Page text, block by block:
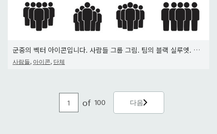
군중의 벡터 아이콘입니다. 사람들 그룹 그림. 팀의 블랙 실루엣. 스톡 이미지. EPS 10
사람들, 아이콘, 단체
of 100 다음